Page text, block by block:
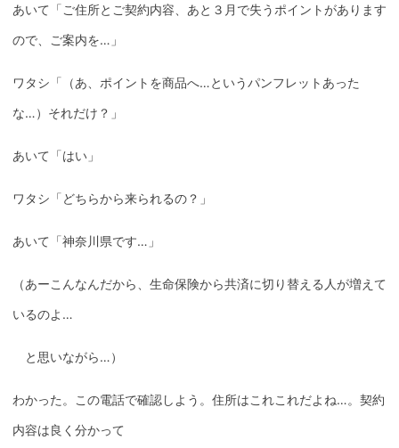
あいて「ご住所とご契約内容、あと３月で失うポイントがあります
ので、ご案内を…」
ワタシ「（あ、ポイントを商品へ…というパンフレットあった
な…）それだけ？」
あいて「はい」
ワタシ「どちらから来られるの？」
あいて「神奈川県です…」
（あーこんなんだから、生命保険から共済に切り替える人が増えて
いるのよ…
と思いながら…）
わかった。この電話で確認しよう。住所はこれこれだよね…。契約
内容は良く分かって